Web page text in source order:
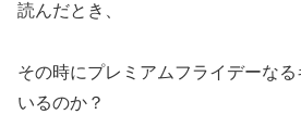
読んだとき、
その時にプレミアムフライデーな
いるのか？